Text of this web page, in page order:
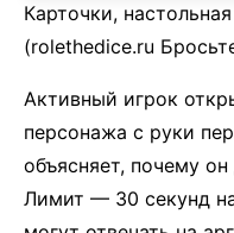
Карточки,
(rolethedice.ru
Активный игрок
персонажа с руки
объясняет, почему
Лимит — 30 секунд